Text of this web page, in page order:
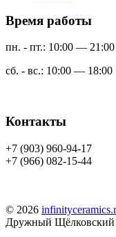
Время работы
пн. - пт.: 10:00 — 21:00
сб. - вс.: 10:00 — 18:00
Контакты
+7 (903) 960-94-17
+7 (966) 082-15-44
© 2026
Дружный Щёлковский